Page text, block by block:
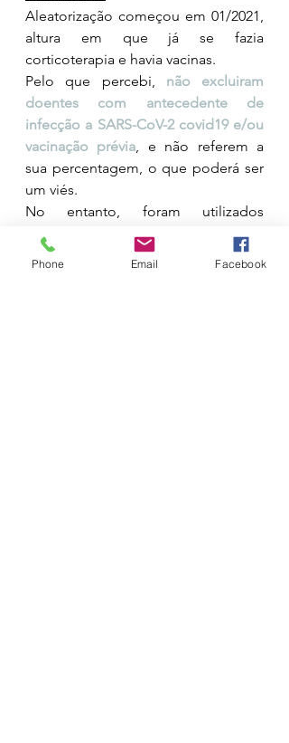
Aleatorização começou em 01/2021,
altura em que já se fazia
corticoterapia e havia vacinas.
Pelo que percebi, não excluiram
doentes com antecedente de
infecção a SARS-CoV-2 covid19 e/ou
vacinação prévia, e não referem a
sua percentagem, o que poderá ser
um viés.
No entanto, foram utilizados
corticóides em 95% dos doentes e a
mortalidade em ambos os grupos
Phone Email Facebook